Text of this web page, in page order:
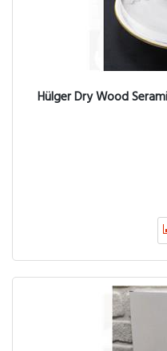
Hülger Dry Wood